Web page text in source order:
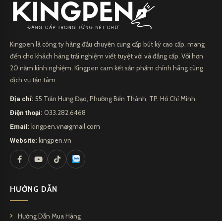
và đẳng cấp. Với hơn 20 năm kinh nghiệm trong ngành, Kingpen
đã đạt được danh tiếng vững chắc và được biết đến với chất lượng
sản phẩm tối đa và thiết kế độc đáo.
Điều làm nổi bậtKingpen
chính là tập trung vào sự sáng tạo và
chất lượng. Công ty luôn cung cấp sản phẩm áp dụng công nghệ
Khám phá bộ sưu tập bút của Kingpen, bạn sẽ nhận ra sự tỉ mỉ
trong từng chi tiết, độ mượt mà của ngòi viết, và cảm giác thoải
mái khi sử dụng. Bất kỳ ai yêu thích viết, từ những nhà văn sáng
đều sẽ tìm thấy sự hài lòng tuyệt đối với các sản phẩm
củaKingpen.
Kingpen là công ty hàng đầu chuyên cung cấp bút ký cao cấp, mang
đến cho khách hàng trải nghiệm viết tuyệt vời và đẳng cấp. Với hơn
20 năm kinh nghiệm, Kingpen cam kết sản phẩm chính hãng cùng
dịch vụ tận tâm.
Địa chỉ: 55 Trần Hưng Đạo, Phường Bến Thành, TP. Hồ Chí Minh
Điện thoại: 033.282.6468
Email: kingpen.vn@gmail.com
Website: kingpen.vn
HƯỚNG DẪN
Hướng Dẫn Mua Hàng